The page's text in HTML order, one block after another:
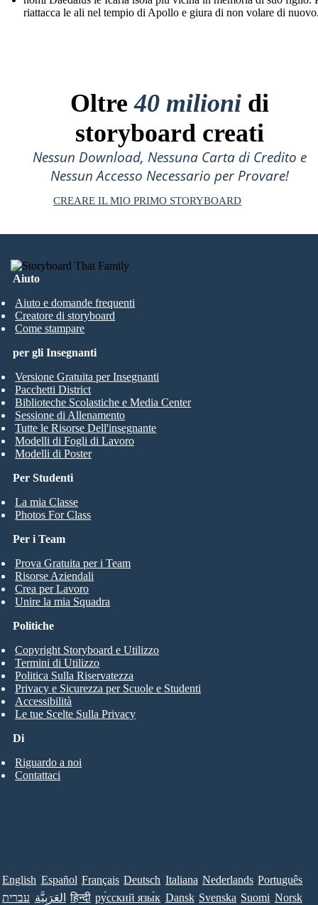
riattacca le ali nel tempio di Apollo e giura di non volare di
Oltre40 milioni di
storyboard creati
Nessun Download, Nessuna Carta di Credito e
Nessun Accesso Necessario per Provare!
CREARE IL MIO PRIMO STORYBOARD
Aiuto
Aiuto e domande frequenti
Creatore di storyboard
Come stampare
Per Studenti
La mia Classe
Photos For Class
per gli Insegnanti
Versione Gratuita per Insegnanti
Pacchetti District
Biblioteche Scolastiche e Media Center
Sessione di Allenamento
Tutte le Risorse Dell'insegnante
Modelli di Fogli di Lavoro
Modelli di Poster
Per i Team
Prova Gratuita per i Team
Risorse Aziendali
Crea per Lavoro
Unire la mia Squadra
Di
Riguardo a noi
Contattaci
Politiche
Copyright Storyboard e Utilizzo
Termini di Utilizzo
Politica Sulla Riservatezza
Privacy e Sicurezza per Scuole e Studenti
Accessibilità
Le tue Scelte Sulla Privacy
English Español Français Deutsch Italiana Nederlands Português
עברית العَرَبِيَّة हिन्दी ру́сский язы́к Dansk Svenska Suomi Norsk